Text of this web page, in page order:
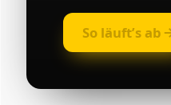
So läuft’s ab